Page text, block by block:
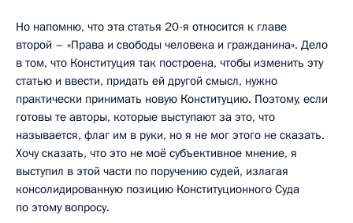
Но напомню, что эта статья 20-я относится к главе
второй – «Права и свободы человека и гражданина». Дело
в том, что Конституция так построена, чтобы изменить эту
статью и ввести, придать ей другой смысл, нужно
практически принимать новую Конституцию. Поэтому, если
готовы те авторы, которые выступают за это, что
называется, флаг им в руки, но я не мог этого не сказать.
Хочу сказать, что это не моё субъективное мнение, я
выступил в этой части по поручению судей, излагая
консолидированную позицию Конституционного Суда
по этому вопросу.